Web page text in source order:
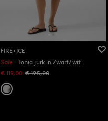
FIRE+ICE
Sale
Tonia jurk in Zwart/wit
€ 119,00 € 195,00